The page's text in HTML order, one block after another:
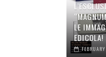
LE
EDICOLA!